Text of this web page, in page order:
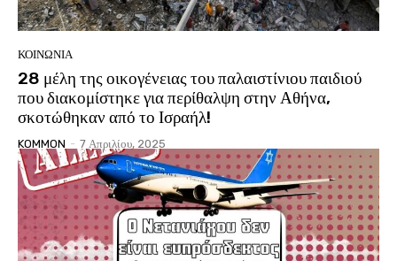
ΚΟΙΝΩΝΙΑ
28 μέλη της οικογένειας του παλαιστίνιου παιδιού
που διακομίστηκε για περίθαλψη στην Αθήνα,
σκοτώθηκαν από το Ισραήλ!
KOMMON - 7 Απριλίου, 2025